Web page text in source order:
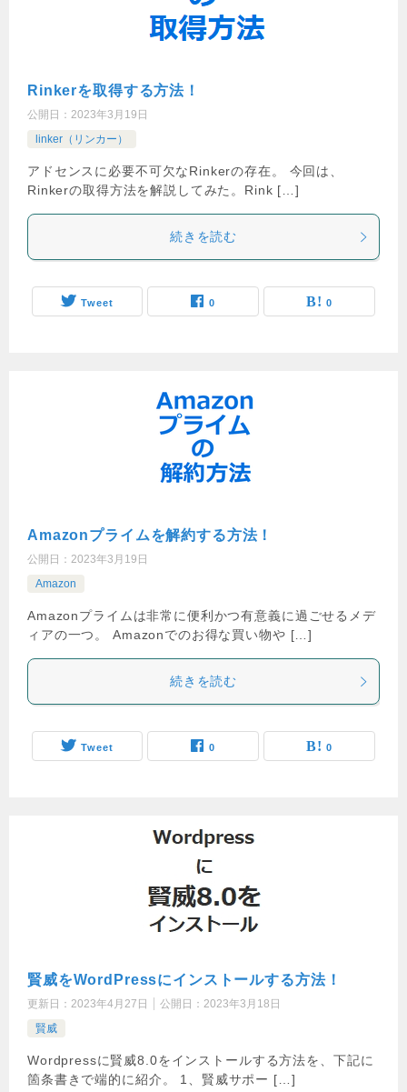
Rinkerを取得する方法！
公開日： 2023年3月19日
linker（リンカー）
アドセンスに必要不可欠なRinkerの存在。 今回は、
Rinkerの取得方法を解説してみた。Rink […]
続きを読む
Tweet 0 0
Amazonプライムを解約する方法！
公開日： 2023年3月19日
Amazon
Amazonプライムは非常に便利かつ有意義に過ごせるメデ
ィアの一つ。 Amazonでのお得な買い物や […]
続きを読む
Tweet 0 0
賢威をWordPressにインストールする方法！
更新日： 2023年4月27日 公開日： 2023年3月18日
賢威
Wordpressに賢威8.0をインストールする方法を、下記に
箇条書きで端的に紹介。 1、賢威サポー […]